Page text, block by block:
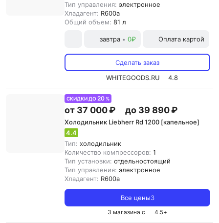
Тип управления: электронное
Хладагент: R600a
Общий объем: 81 л
завтра • 0₽ Оплата картой
Сделать заказ
WHITEGOODS.RU
4.8
СКИДКИ ДО20 %
от 37 000 ₽ до 39 890 ₽
Холодильник Liebherr Rd 1200 [капельное]
4.4
Тип: холодильник
Количество компрессоров: 1
Тип установки: отдельностоящий
Тип управления: электронное
Хладагент: R600a
Все цены3
3 магазина с 4.5+